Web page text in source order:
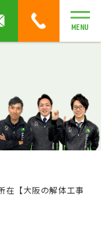
MENU
在【大阪の解体工事